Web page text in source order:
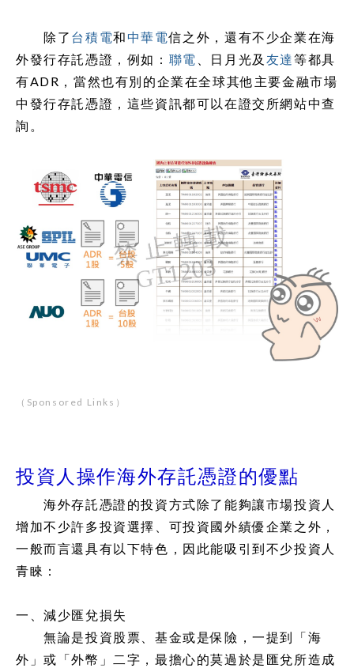
除了 台積電和中華電信之外，還有不少企業在海
外發行存託憑證，例如： 聯電 、日月光及 友達等都具
有ADR，當然也有別的企業在全球其他主要金融市場
中發行存託憑證，這些資訊都可以在證交所網站中查
詢。
（Sponsored Links）
投資人操作海外存託憑證的優點
海外存託憑證的投資方式除了能夠讓市場投資人
增加不少許多投資選擇、可投資國外績優企業之外，
一般而言還具有以下特色，因此能吸引到不少投資人
青睞：
一、減少匯兌損失
無論是投資股票、基金或是保險，一提到「海
外」或「外幣」二字，最擔心的莫過於是匯兌所造成